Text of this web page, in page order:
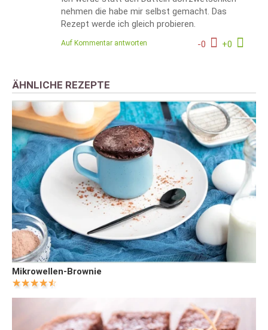
nehmen die habe mir selbst gemacht. Das
Rezept werde ich gleich probieren.
-0 +0
Auf Kommentar antworten
ÄHNLICHE REZEPTE
Mikrowellen-Brownie